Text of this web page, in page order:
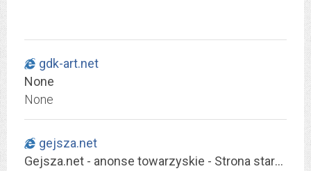
gdk-art.net
None
None
gejsza.net
Gejsza.net - anonse towarzyskie - Strona startowa